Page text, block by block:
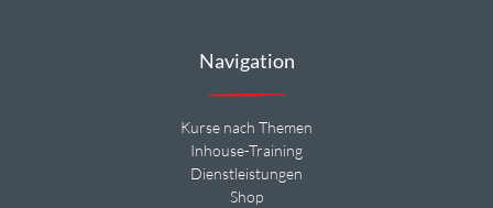
Navigation
Kurse nach Themen
Inhouse-Training
Dienstleistungen
Shop